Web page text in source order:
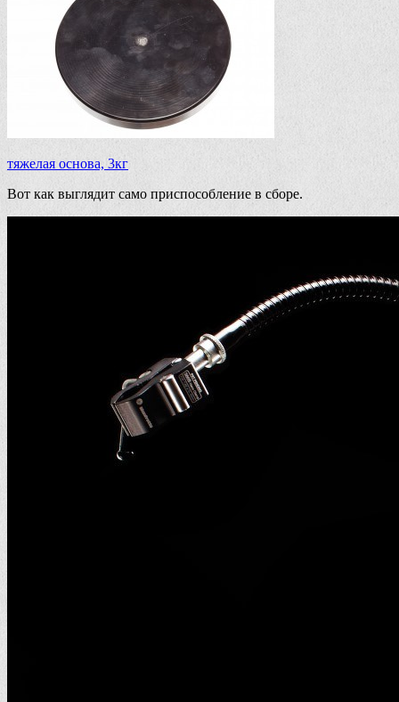
тяжелая основа, 3кг
Вот как выглядит само приспособление в сборе.